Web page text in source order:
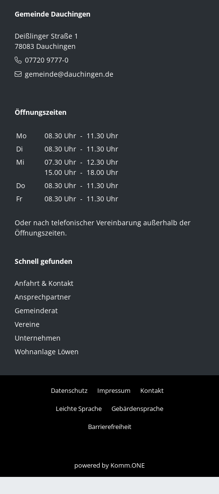
Gemeinde Dauchingen
Deißlinger Straße 1
78083 Dauchingen
07720 9777-0
gemeinde@dauchingen.de
Öffnungszeiten
Mo
08.30 Uhr - 11.30 Uhr
Di
08.30 Uhr - 11.30 Uhr
Mi
07.30 Uhr - 12.30 Uhr
15.00 Uhr - 18.00 Uhr
Do
08.30 Uhr - 11.30 Uhr
Fr
08.30 Uhr - 11.30 Uhr
Oder nach telefonischer Vereinbarung außerhalb der
Öffnungszeiten.
Schnell gefunden
Anfahrt & Kontakt
Ansprechpartner
Gemeinderat
Vereine
Unternehmen
Wohnanlage Löwen
Datenschutz Impressum Kontakt
Leichte Sprache Gebärdensprache
Barrierefreiheit
powered by Komm.ONE